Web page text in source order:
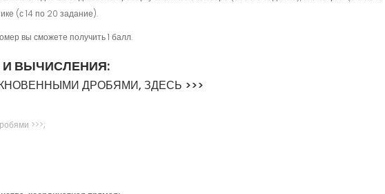
(с 14 по 20 задание).
вы сможете получить 1 балл.
И ВЫЧИСЛЕНИЯ:
ДРОБЯМИ, ЗДЕСЬ >>>
>>>;